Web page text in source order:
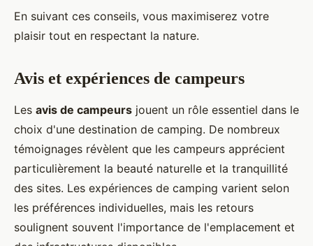
En suivant ces conseils, vous maximiserez votre
plaisir tout en respectant la nature.
Avis et expériences de campeurs
Les avis de campeurs jouent un rôle essentiel dans le
choix d'une destination de camping. De nombreux
témoignages révèlent que les campeurs apprécient
particulièrement la beauté naturelle et la tranquillité
des sites. Les expériences de camping varient selon
les préférences individuelles, mais les retours
soulignent souvent l'importance de l'emplacement et